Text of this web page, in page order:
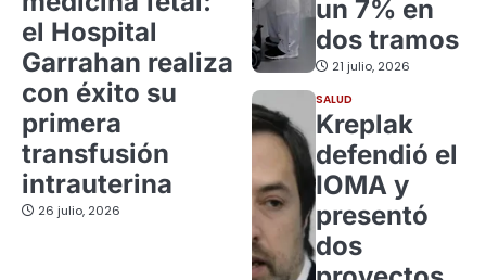
el Hospital
Garrahan realiza
con éxito su
primera
transfusión
intrauterina
26 julio, 2026
un 7% en
dos tramos
21 julio, 2026
SALUD
Kreplak
defendió el
IOMA y
presentó
dos